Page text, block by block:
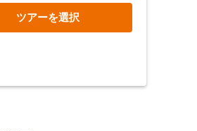
ツアーを選択